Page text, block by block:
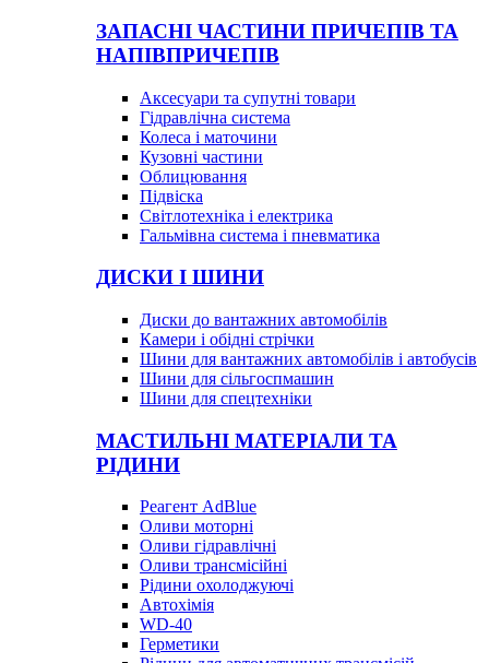
ЗАПАСНІ ЧАСТИНИ ПРИЧЕПІВ ТА
НАПІВПРИЧЕПІВ
Аксесуари та супутні товари
Гідравлічна система
Колеса і маточини
Кузовні частини
Облицювання
Підвіска
Світлотехніка і електрика
Гальмівна система і пневматика
ДИСКИ І ШИНИ
Диски до вантажних автомобілів
Камери і обідні стрічки
Шини для вантажних автомобілів і автобусів
Шини для сільгоспмашин
Шини для спецтехніки
МАСТИЛЬНІ МАТЕРІАЛИ ТА
РІДИНИ
Реагент AdBlue
Оливи моторні
Оливи гідравлічні
Оливи трансмісійні
Рідини охолоджуючі
Автохімія
WD-40
Герметики